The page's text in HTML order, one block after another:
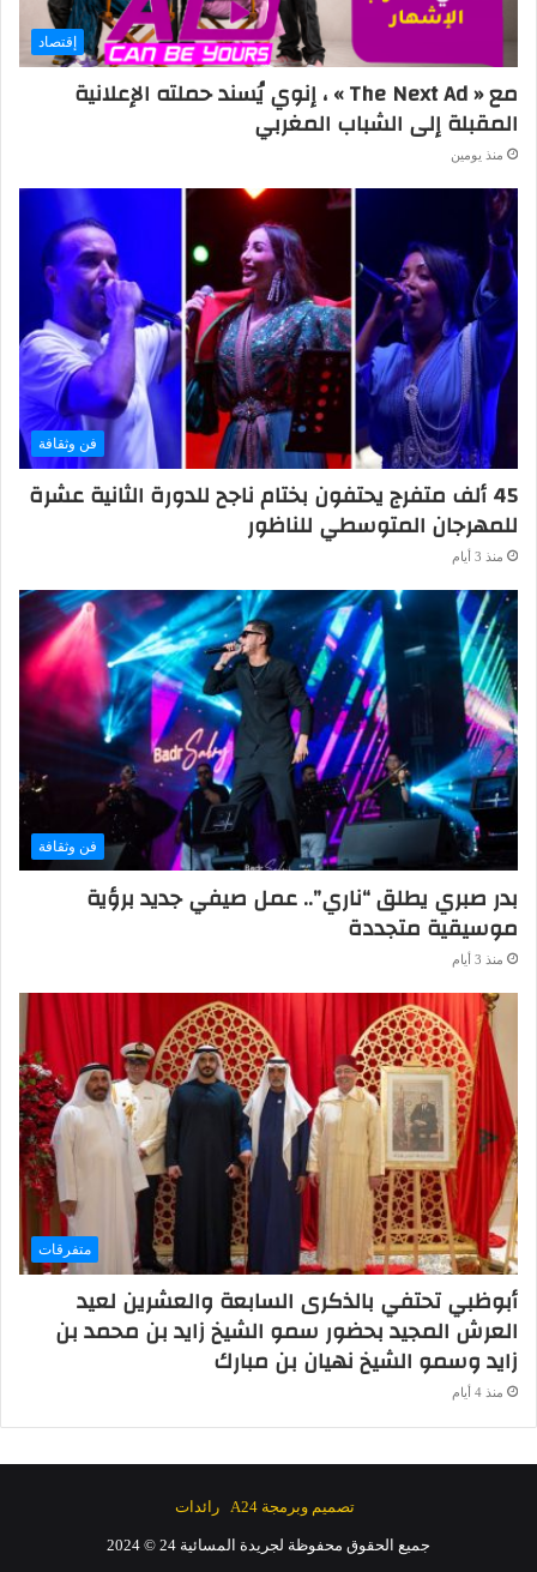
إقتصاد
مع « The Next Ad » ، إنوي يُسند حملته الإعلانية
المقبلة إلى الشباب المغربي
منذ يومين
فن وثقافة
45 ألف متفرج يحتفون بختام ناجح للدورة الثانية عشرة
للمهرجان المتوسطي للناظور
منذ 3 أيام
فن وثقافة
بدر صبري يطلق “ناري”.. عمل صيفي جديد برؤية
موسيقية متجددة
منذ 3 أيام
متفرقات
أبوظبي تحتفي بالذكرى السابعة والعشرين لعيد
العرش المجيد بحضور سمو الشيخ زايد بن محمد بن
زايد وسمو الشيخ نهيان بن مبارك
منذ 4 أيام
تصميم وبرمجة A24 رائدات
جميع الحقوق محفوظة لجريدة المسائية 24 © 2024